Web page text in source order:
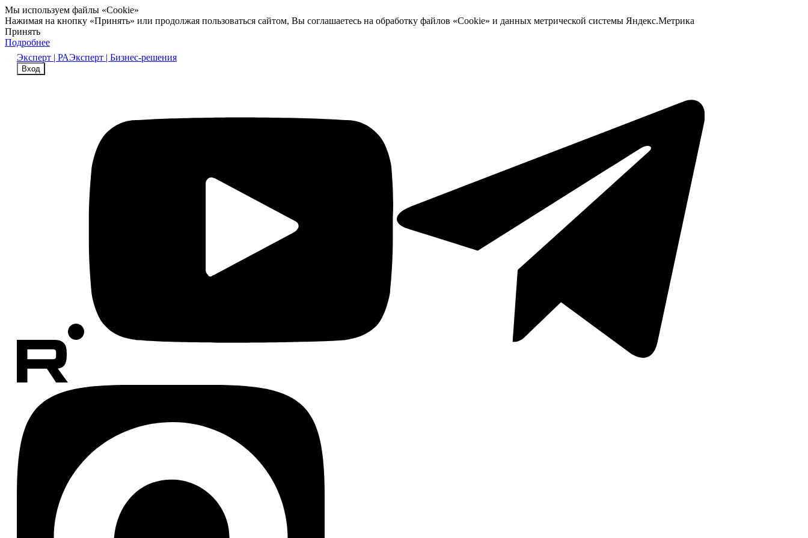
Мы используем файлы «Cookie»
Нажимая на кнопку «Принять» или продолжая пользоваться сайтом, Вы соглашаетесь на обработку файлов «Cookie» и данных метрической системы Яндекс.Метрика
Принять
Подробнее
Эксперт | РАЭксперт | Бизнес-решения
Вход